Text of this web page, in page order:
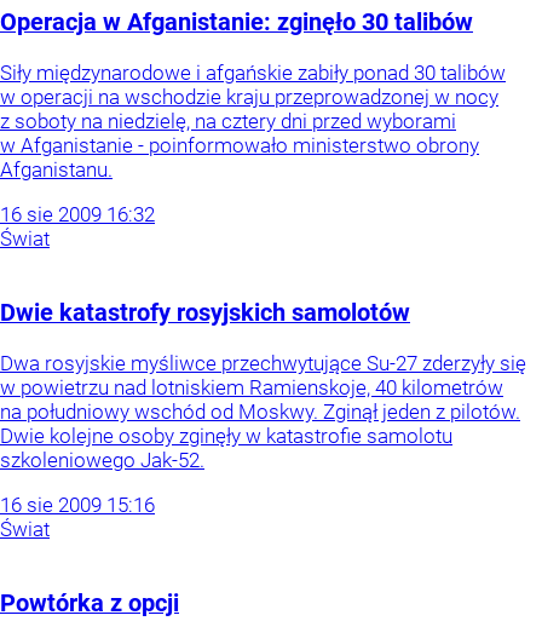
Operacja w Afganistanie: zginęło 30 talibów
Siły międzynarodowe i afgańskie zabiły ponad 30 talibów
w operacji na wschodzie kraju przeprowadzonej w nocy
z soboty na niedzielę, na cztery dni przed wyborami
w Afganistanie - poinformowało ministerstwo obrony
Afganistanu.
16 sie 2009 16:32
Świat
Dwie katastrofy rosyjskich samolotów
Dwa rosyjskie myśliwce przechwytujące Su-27 zderzyły się
w powietrzu nad lotniskiem Ramienskoje, 40 kilometrów
na południowy wschód od Moskwy. Zginął jeden z pilotów.
Dwie kolejne osoby zginęły w katastrofie samolotu
szkoleniowego Jak-52.
16 sie 2009 15:16
Świat
Powtórka z opcji